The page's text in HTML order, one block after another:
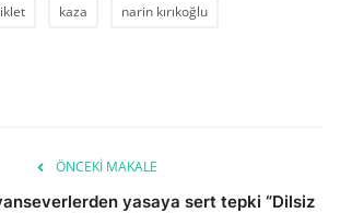
kaza narin kırıkoğlu
ÖNCEKI MAKALE
yasaya sert tepki “Dilsiz